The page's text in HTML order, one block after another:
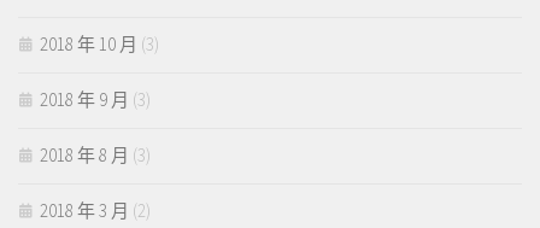
2018 年 10 月 (3)
2018 年 9 月 (3)
2018 年 8 月 (3)
2018 年 3 月 (2)